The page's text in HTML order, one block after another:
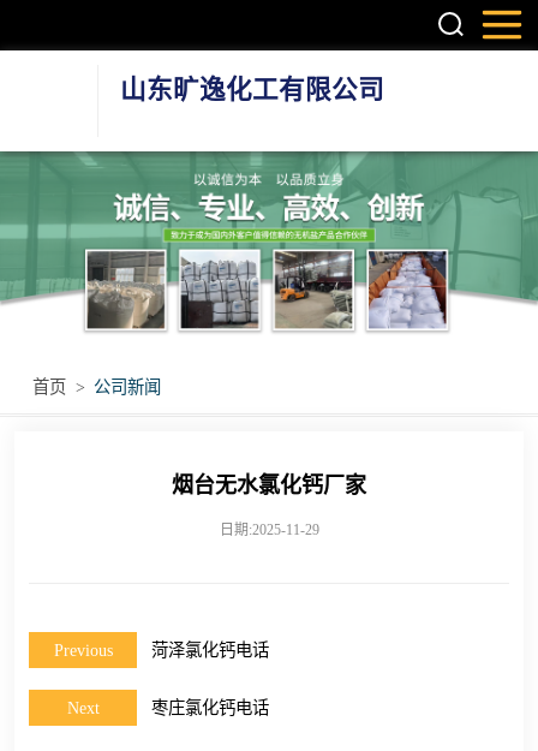
山东旷逸化工有限公司
首页 > 公司新闻
烟台无水氯化钙厂家
日期:2025-11-29
Previous 菏泽氯化钙电话
Next 枣庄氯化钙电话
硫酸镁系列
氯化镁系列
氯化钙系列